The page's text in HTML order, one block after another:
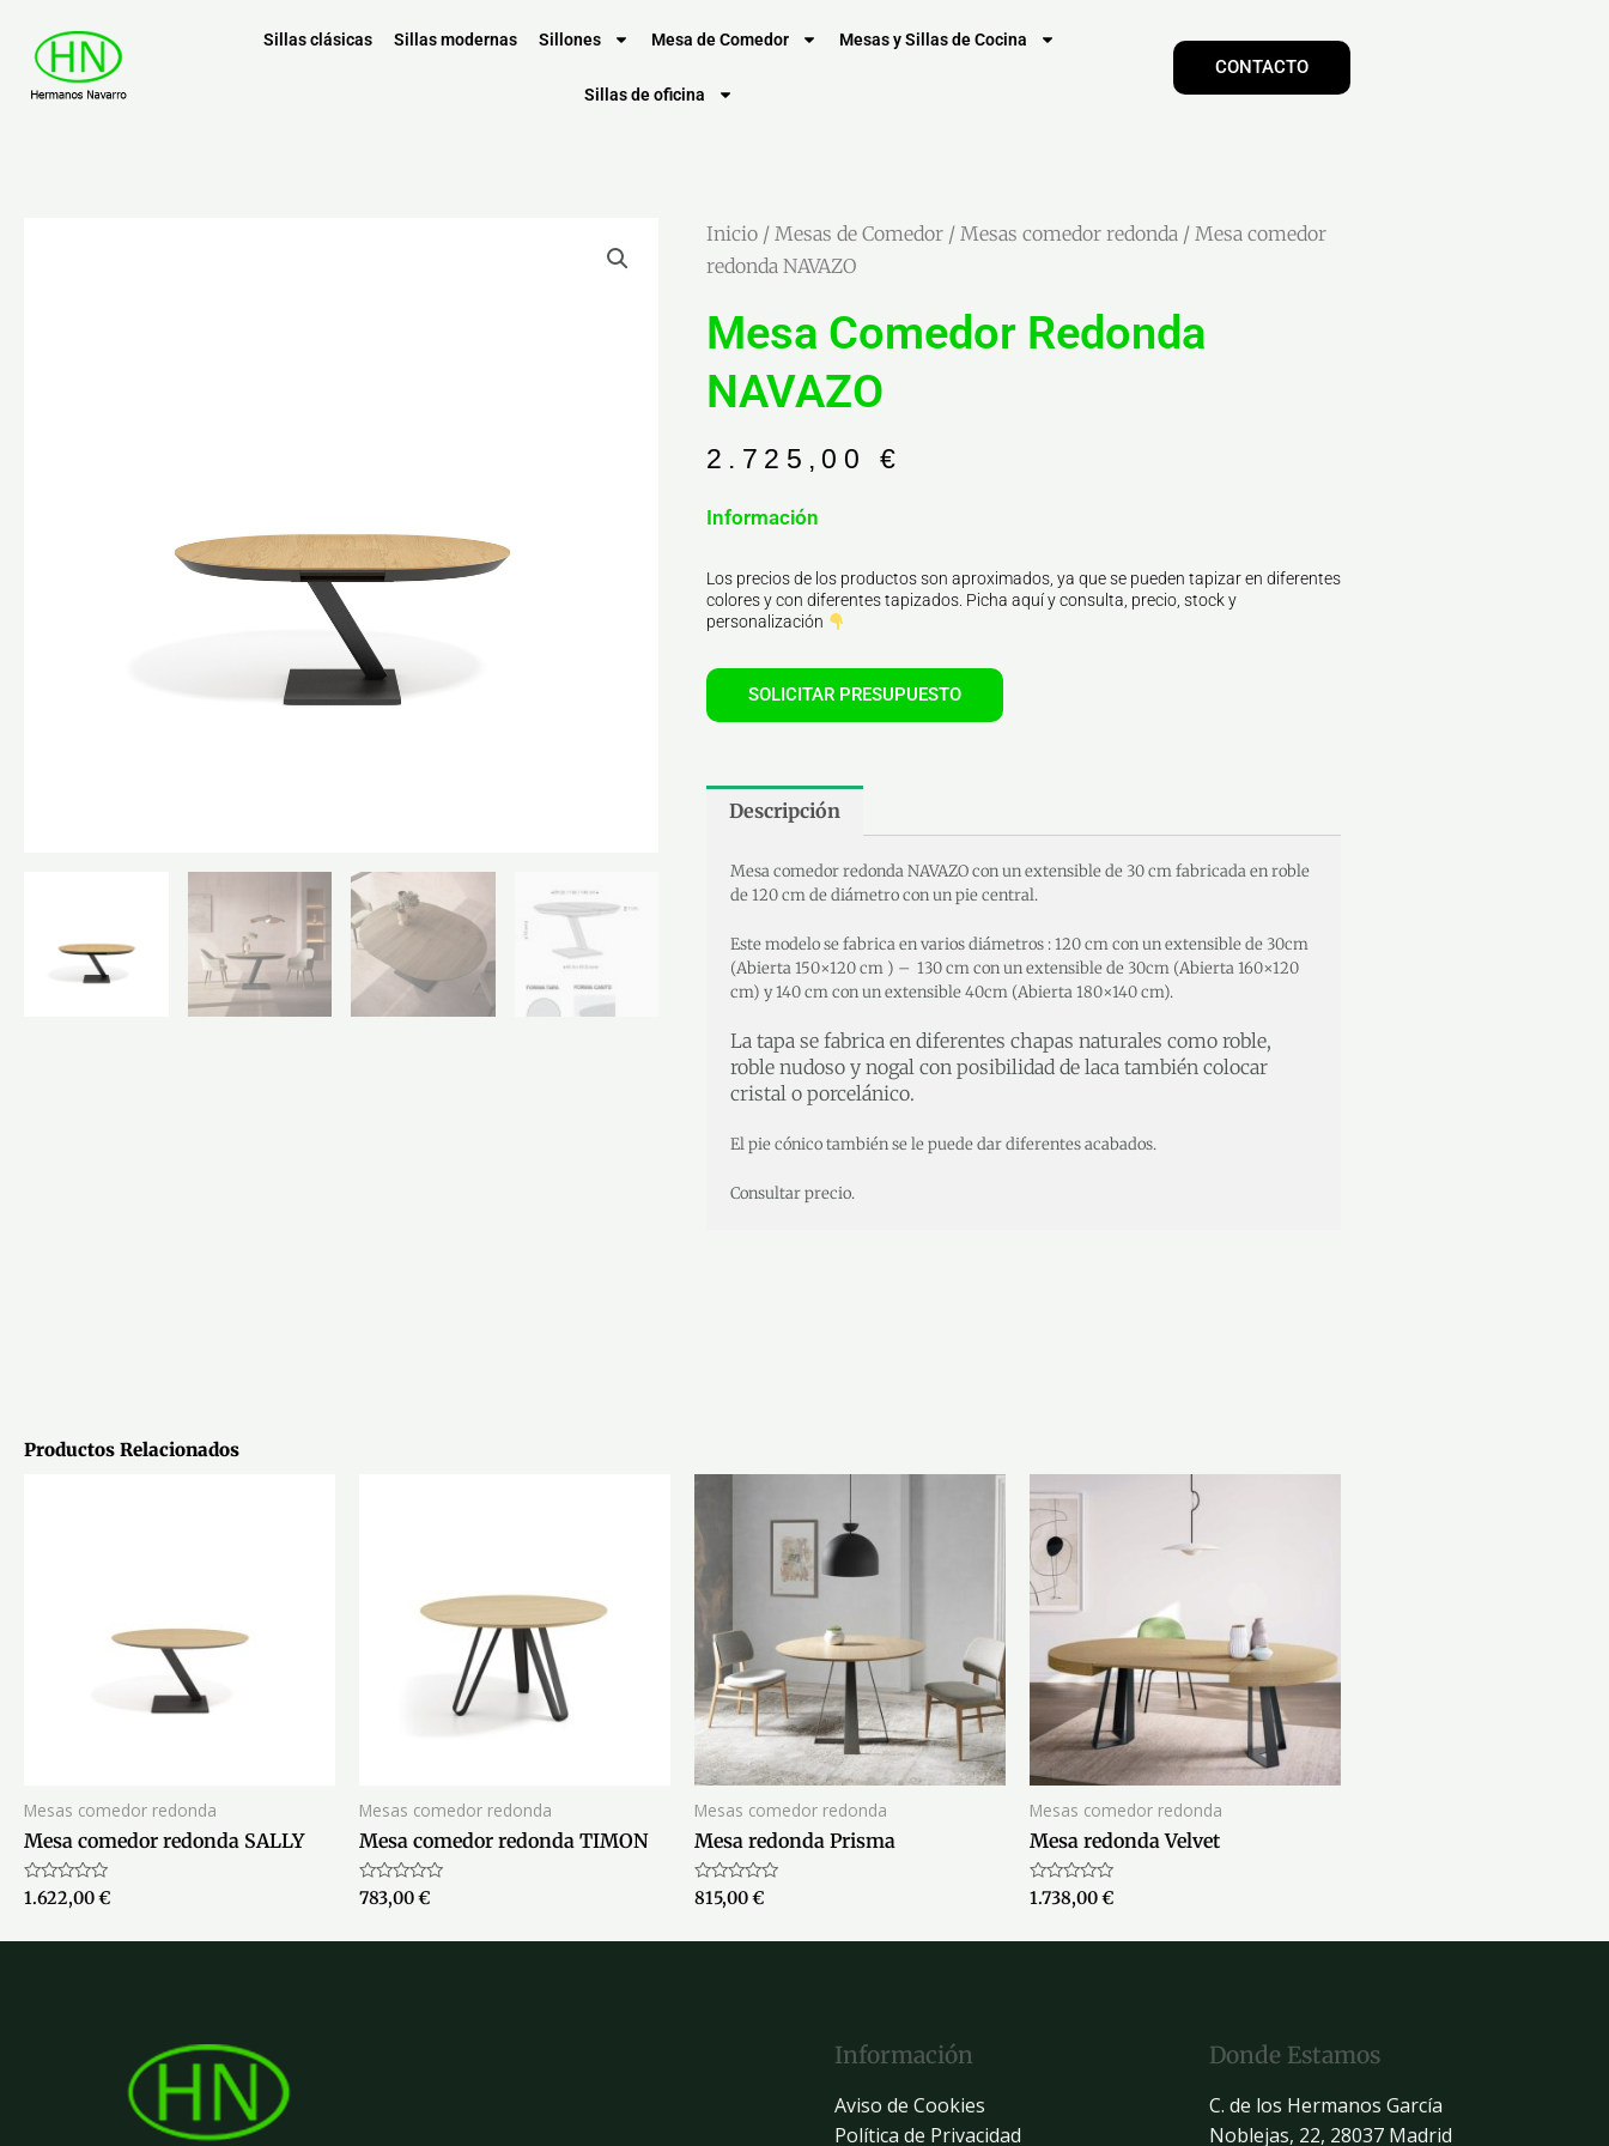
Sillas clásicas Sillas modernas Sillones Mesa de Comedor Mesas y Sillas de Cocina
Sillas de oficina
CONTACTO
Inicio / Mesas de Comedor / Mesas comedor redonda / Mesa comedor
redonda NAVAZO
Mesa Comedor Redonda
NAVAZO
2.725,00 €
Información
Los precios de los productos son aproximados, ya que se pueden tapizar en diferentes
colores y con diferentes tapizados. Picha aquí y consulta, precio, stock y
personalización
SOLICITAR PRESUPUESTO
Descripción
Mesa comedor redonda NAVAZO con un extensible de 30 cm fabricada en roble
de 120 cm de diámetro con un pie central.
Este modelo se fabrica en varios diámetros : 120 cm con un extensible de 30cm
(Abierta 150×120 cm ) – 130 cm con un extensible de 30cm (Abierta 160×120
cm) y 140 cm con un extensible 40cm (Abierta 180×140 cm).
La tapa se fabrica en diferentes chapas naturales como roble,
roble nudoso y nogal con posibilidad de laca también colocar
cristal o porcelánico.
El pie cónico también se le puede dar diferentes acabados.
Consultar precio.
Productos Relacionados
Mesas comedor redonda
Mesa comedor redonda SALLY
Valorado
con
de
1.622,00€
Mesas comedor redonda
Mesa comedor redonda TIMON
Valorado
con
de
783,00€
Mesas comedor redonda
Mesa redonda Prisma
Valorado
con
de
815,00€
Mesas comedor redonda
Mesa redonda Velvet
Valorado
con
de
1.738,00€
Información
Aviso de Cookies
Política de Privacidad
Donde Estamos
C. de los Hermanos García
Noblejas, 22, 28037 Madrid